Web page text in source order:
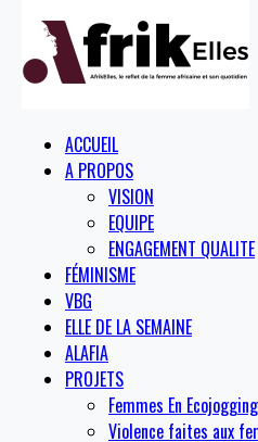
ACCUEIL
A PROPOS
VISION
EQUIPE
ENGAGEMENT QUALITE
FÉMINISME
VBG
ELLE DE LA SEMAINE
ALAFIA
PROJETS
Femmes En Ecojogging
Violence faites aux